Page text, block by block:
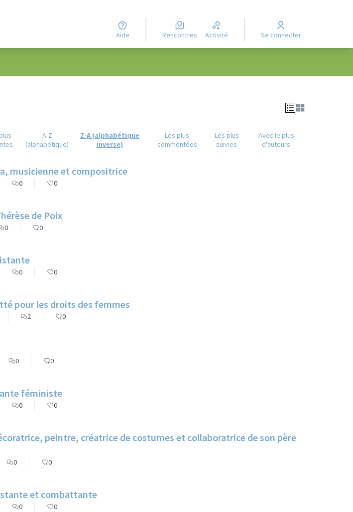
Aide Rencontres Activité Se connecter
A-Z
(alphabétique)
Z-A (alphabétique
inverse)
Les plus
commentées
Les plus
suivies
Avec le plus
d'auteurs
musicienne et compositrice
0 0
de Poix
0 0
0 0
pour les droits des femmes
2 0
0 0
féministe
0 0
peintre, créatrice de costumes et collaboratrice de son père
0 0
et combattante
0 0